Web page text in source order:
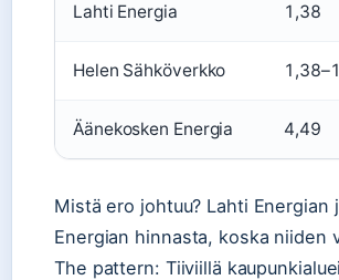
Lahti Energia 1,38
Helen Sähköverkko
Äänekosken Energia 4,49
Mistä ero johtuu? Lahti
Energian hinnasta, koska
The pattern: Tiiviillä